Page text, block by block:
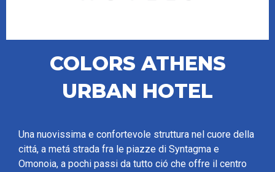
COLORS ATHENS
URBAN HOTEL
Una nuovissima e confortevole struttura nel cuore della
cittá, a metá strada fra le piazze di Syntagma e
Omonoia, a pochi passi da tutto ció che offre il centro